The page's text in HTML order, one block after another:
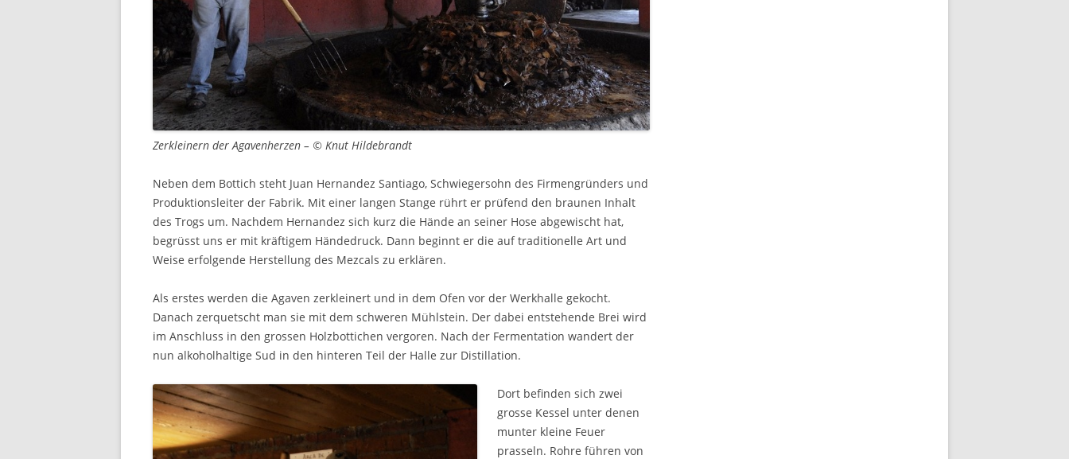
Zerkleinern der Agavenherzen – © Knut Hildebrandt
Neben dem Bottich steht Juan Hernandez Santiago, Schwiegersohn des Firmengründers und
Produktionsleiter der Fabrik. Mit einer langen Stange rührt er prüfend den braunen Inhalt
des Trogs um. Nachdem Hernandez sich kurz die Hände an seiner Hose abgewischt hat,
begrüsst uns er mit kräftigem Händedruck. Dann beginnt er die auf traditionelle Art und
Weise erfolgende Herstellung des Mezcals zu erklären.
Als erstes werden die Agaven zerkleinert und in dem Ofen vor der Werkhalle gekocht.
Danach zerquetscht man sie mit dem schweren Mühlstein. Der dabei entstehende Brei wird
im Anschluss in den grossen Holzbottichen vergoren. Nach der Fermentation wandert der
nun alkoholhaltige Sud in den hinteren Teil der Halle zur Distillation.
Dort befinden sich zwei
grosse Kessel unter denen
munter kleine Feuer
prasseln. Rohre führen von